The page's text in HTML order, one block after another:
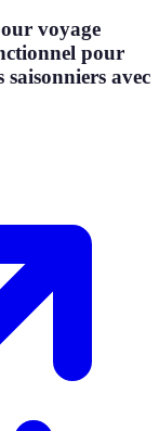
voyage
pour
avec